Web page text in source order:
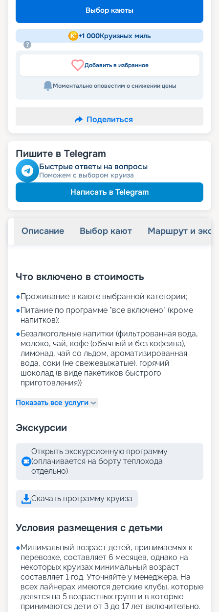
Выбор каюты
+1 000Круизных миль
Добавить в избранное
Моментально оповестим о снижении цены
Поделиться
Пишите в Telegram
Быстрые ответы на вопросы
Поможем с выбором круиза
Написать в Telegram
Описание Выбор кают Маршрут и
Что включено в стоимость
●Проживание в каюте выбранной категории;
●Питание по программе "все включено" (кроме
напитков);
●Безалкогольные напитки (фильтрованная вода,
молоко, чай, кофе (обычный и без кофеина),
лимонад, чай со льдом, ароматизированная
вода, соки (не свежевыжатые), горячий
шоколад (в виде пакетиков быстрого
приготовления))
Показать все услуги
Экскурсии
Открыть экскурсионную программу
(оплачивается на борту теплохода
отдельно)
Скачать программу круиза
Условия размещения с детьми
●Минимальный возраст детей, принимаемых к
перевозке, составляет 6 месяцев, однако на
некоторых круизах минимальный возраст
составляет 1 год. Уточняйте у менеджера. На
всех лайнерах имеются детские клубы, которые
делятся на 5 возрастных групп и в которые
принимаются дети от 3 до 17 лет включительно.